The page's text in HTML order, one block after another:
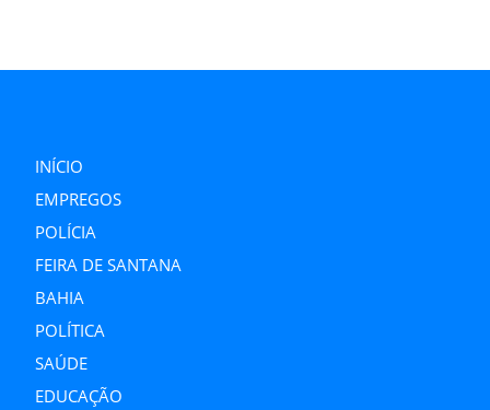
INÍCIO
EMPREGOS
POLÍCIA
FEIRA DE SANTANA
BAHIA
POLÍTICA
SAÚDE
EDUCAÇÃO